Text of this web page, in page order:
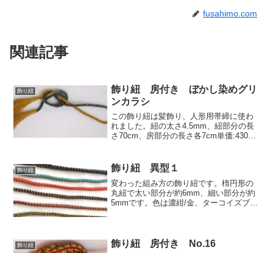
fusahimo.com
関連記事
飾り紐
飾り紐 房付き ぼかし染めグリ
ンカラシ
この飾り紐は髪飾り、人形用帯締に使わ
れました。紐の太さ4.5mm、紐部分の長
さ70cm、房部分の長さ各7cm単価:430円
飾り紐 飾り紐 異型１
変わった組み方の飾り紐です。楕円形の
丸紐で太い部分が約6mm、細い部分が約
5mmです。色は濃紺/金、ターコイズブル
飾り紐 飾り紐 房付き No.16